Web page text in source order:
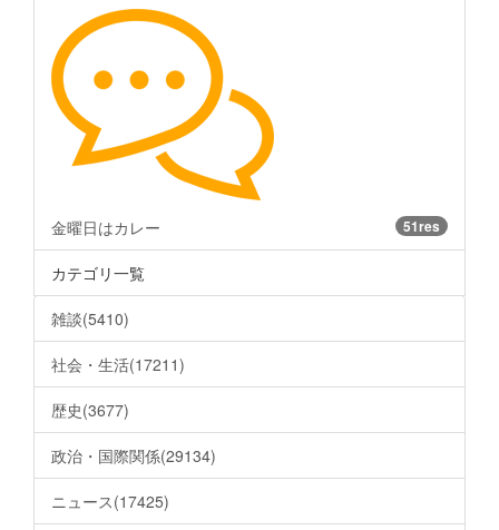
金曜日はカレー 51res
カテゴリ一覧
雑談(5410)
社会・生活(17211)
歴史(3677)
政治・国際関係(29134)
ニュース(17425)